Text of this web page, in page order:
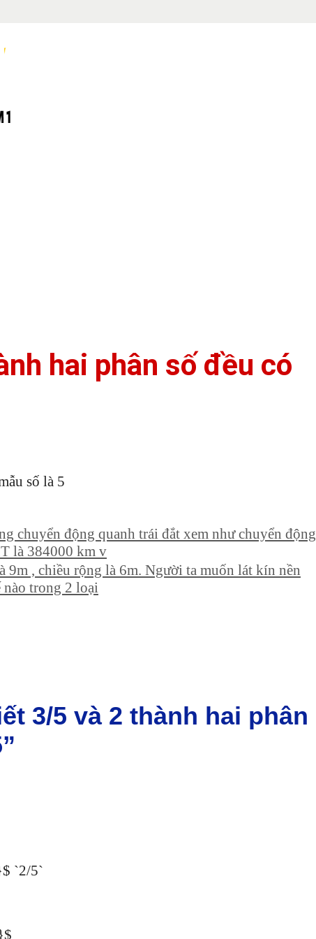
hai phân số đều có
số là 5
chuyển động quanh trái đắt xem như chuyển động
là 384000 km v
9m , chiều rộng là 6m. Người ta muốn lát kín nền
trong 2 loại
3/5 và 2 thành hai phân
`2/5`